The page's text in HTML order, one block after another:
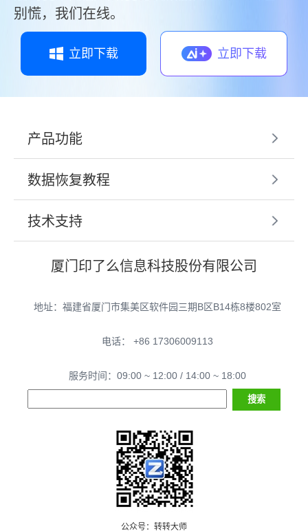
别慌，我们在线。
立即下载 立即下载
产品功能
数据恢复教程
技术支持
厦门印了么信息科技股份有限公司
地址：福建省厦门市集美区软件园三期B区B14栋8楼802室
电话： +86 17306009113
服务时间：09:00 ~ 12:00 / 14:00 ~ 18:00
公众号：转转大师